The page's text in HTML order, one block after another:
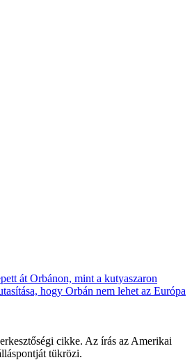
át Orbánon, mint a kutyaszaron
hogy Orbán nem lehet az Európa
cikke. Az írás az Amerikai
tükrözi.